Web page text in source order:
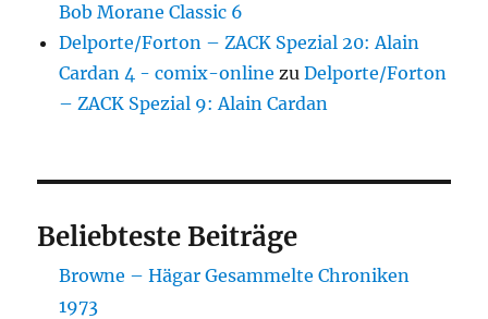
Bob Morane Classic 6
Delporte/Forton – ZACK Spezial 20: Alain
Cardan 4 - comix-online zuDelporte/Forton
– ZACK Spezial 9: Alain Cardan
Beliebteste Beiträge
Browne – Hägar Gesammelte Chroniken
1973